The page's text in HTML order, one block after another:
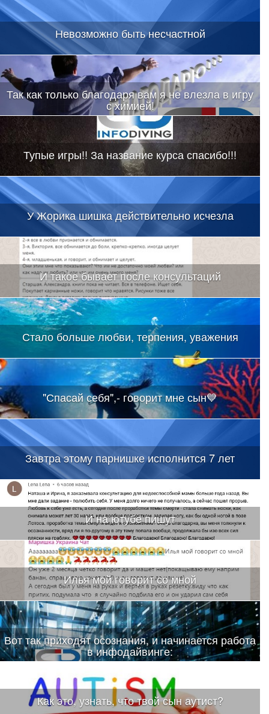
Невозможно быть несчастной
Так как только благодаря вам я не влезла в игру
с химией!
Тупые игры!! За название курса спасибо!!!
У Жорика шишка действительно исчезла
И такое бывает после консультаций
Стало больше любви, терпения, уважения
"Спасай себя",- говорит мне сын💙
Завтра этому парнишке исполнится 7 лет
И на ютубе пишут
Илья мой говорит со мной
Вот так приходят осознания, и начинается работа
в инфодайвинге:
Как это, узнать, что твой сын аутист?